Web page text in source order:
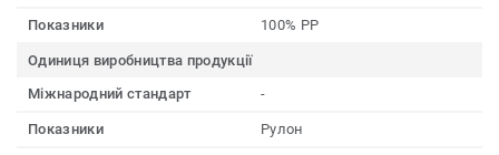
Показники 100% PP
Одиниця виробництва продукції
Міжнародний стандарт
-
Показники Рулон